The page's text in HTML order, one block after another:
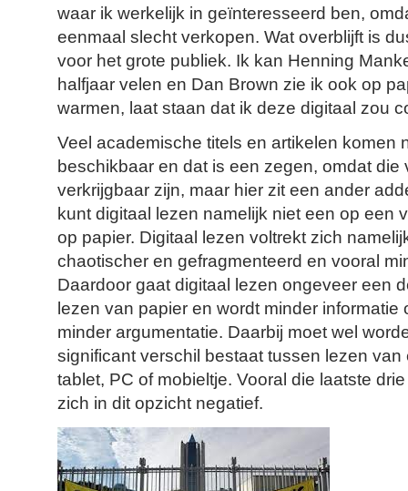
waar ik werkelijk in geïnteresseerd ben,
eenmaal slecht verkopen. Wat overblijft is
voor het grote publiek. Ik kan Henning
halfjaar velen en Dan Brown zie ik ook op
warmen, laat staan dat ik deze digitaal zou
Veel academische titels en artikelen komen
beschikbaar en dat is een zegen, omdat die
verkrijgbaar zijn, maar hier zit een ander
kunt digitaal lezen namelijk niet een op een
op papier. Digitaal lezen voltrekt zich
chaotischer en gefragmenteerd en vooral
Daardoor gaat digitaal lezen ongeveer een
lezen van papier en wordt minder
minder argumentatie. Daarbij moet wel
significant verschil bestaat tussen lezen
tablet, PC of mobieltje. Vooral die laatste
zich in dit opzicht negatief.